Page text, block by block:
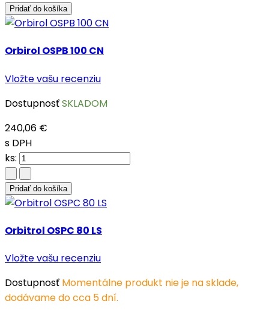
Pridať do košíka
Orbirol OSPB 100 CN
Vložte vašu recenziu
DostupnosťSKLADOM
240,06 €
s DPH
ks:
Pridať do košíka
Orbitrol OSPC 80 LS
Vložte vašu recenziu
Dostupnosť Momentálne produkt nie je na sklade,
dodávame do cca 5 dní.